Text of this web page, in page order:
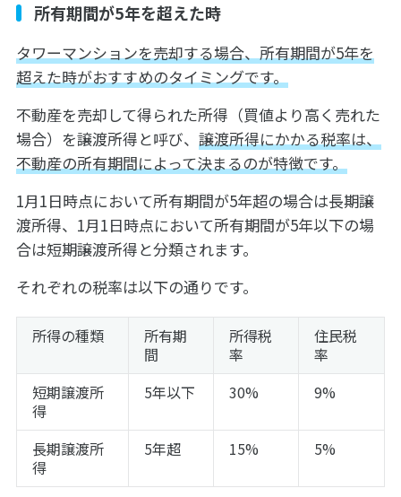
所有期間が5年を超えた時
タワーマンションを売却する場合、所有期間が5年を
超えた時がおすすめのタイミングです。
不動産を売却して得られた所得（買値より高く売れた
場合）を譲渡所得と呼び、 譲渡所得にかかる税率は、
不動産の所有期間によって決まるのが特徴です。
1月1日時点において所有期間が5年超の場合は長期譲
渡所得、1月1日時点において所有期間が5年以下の場
合は短期譲渡所得と分類されます。
それぞれの税率は以下の通りです。
所得の種類
所有期
間
所得税
率
住民税
率
短期譲渡所
得
5年以下 30% 9%
長期譲渡所
得
5年超 15% 5%